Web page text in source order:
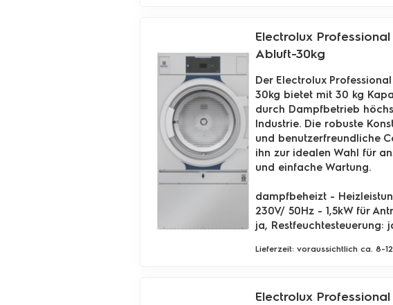
Electrolux
Abluft-30kg
Der Electrolux
30kg bietet mit 30 kg
durch Dampfbetrieb
Industrie. Die robuste
und benutzerfreundliche
ihn zur idealen Wahl für
und einfache Wartung.
dampfbeheizt -
230V/ 50Hz - 1,5kW für
ja, Restfeuchtesteuerung:
Lieferzeit: voraussichtlich ca. 8-
Electrolux